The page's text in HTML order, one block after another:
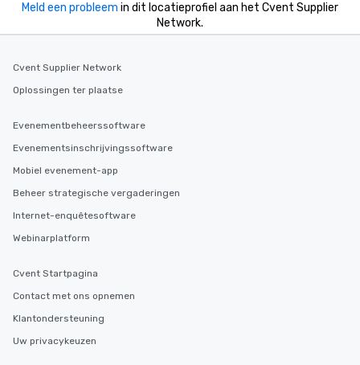
Meld een probleem in dit locatieprofiel aan het Cvent Supplier
Network.
Cvent Supplier Network
Oplossingen ter plaatse
Evenementbeheerssoftware
Evenementsinschrijvingssoftware
Mobiel evenement-app
Beheer strategische vergaderingen
Internet-enquêtesoftware
Webinarplatform
Cvent Startpagina
Contact met ons opnemen
Klantondersteuning
Uw privacykeuzen